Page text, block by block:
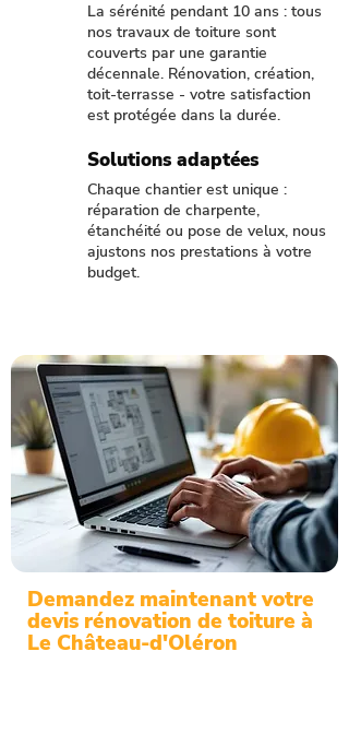
La sérénité pendant 10 ans : tous
nos travaux de toiture sont
couverts par une garantie
décennale. Rénovation, création,
toit-terrasse - votre satisfaction
est protégée dans la durée.
Solutions adaptées
Chaque chantier est unique :
réparation de charpente,
étanchéité ou pose de velux, nous
ajustons nos prestations à votre
budget.
Demandez maintenant votre
devis rénovation de toiture à
Le Château-d'Oléron